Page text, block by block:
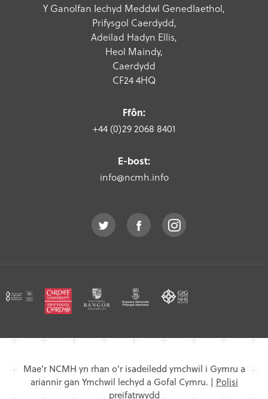
Y Ganolfan Iechyd Meddwl Genedlaethol,
Prifysgol Caerdydd,
Adeilad Hadyn Ellis,
Heol Maindy,
Caerdydd
CF24 4HQ
Ffôn:
+44 (0)29 2068 8401
E-bost:
info@ncmh.info
Mae’r NCMH yn rhan o’r isadeiledd ymchwil i Gymru a
ariannir gan Ymchwil lechyd a Gofal Cymru. | Polisi
preifatrwydd